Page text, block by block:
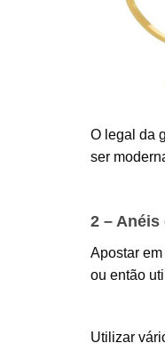
O legal da
ser
2 –
Apostar
ou então
Utilizar